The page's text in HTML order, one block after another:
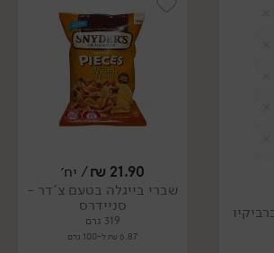
21.90
₪/ יח׳
שברי בייגלה בטעם צ'דר -
סניידרס
319 גרם
6.87 ₪ ל-100 גרם